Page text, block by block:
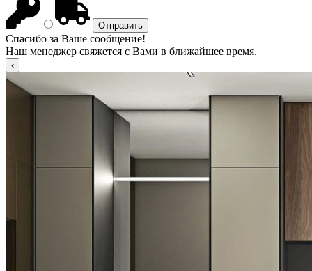
Спасибо за Ваше сообщение!
Наш менеджер свяжется с Вами в ближайшее время.